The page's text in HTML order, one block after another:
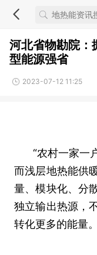
河北省物勘院：
型能源强省
2023-07-12 11:25
“农村一家一
而浅层地热能供
量、模块化、分
独立输出热源，
转化更多的能量